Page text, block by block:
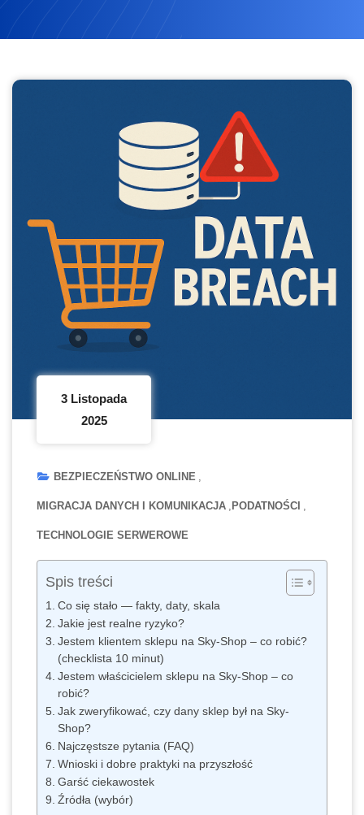
3 Listopada
2025
BEZPIECZEŃSTWO ONLINE
MIGRACJA DANYCH I KOMUNIKACJA PODATNOŚCI
TECHNOLOGIE SERWEROWE
Spis treści
Co się stało — fakty, daty, skala
Jakie jest realne ryzyko?
Jestem klientem sklepu na Sky-Shop – co robić?
(checklista 10 minut)
Jestem właścicielem sklepu na Sky-Shop – co
robić?
Jak zweryfikować, czy dany sklep był na Sky-
Shop?
Najczęstsze pytania (FAQ)
Wnioski i dobre praktyki na przyszłość
Garść ciekawostek
Źródła (wybór)